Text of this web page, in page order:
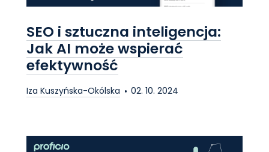
SEO i sztuczna inteligencja:
Jak AI może wspierać
efektywność
Iza Kuszyńska-Okólska 02. 10. 2024